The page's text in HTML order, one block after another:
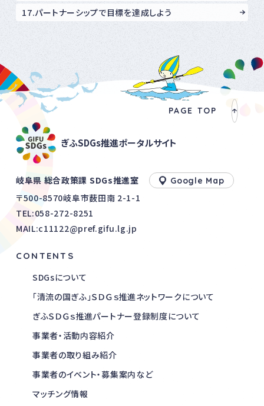
17.パートナーシップで目標を達成しよう
PAGE TOP
ぎふSDGs推進ポータルサイト
岐阜県 総合政策課 SDGs推進室 Google Map
〒500-8570岐阜市薮田南 2-1-1
TEL:058-272-8251
MAIL:c11122@pref.gifu.lg.jp
CONTENTS
SDGsについて
「清流の国ぎふ」ＳＤＧｓ推進ネットワークについて
ぎふＳＤＧｓ推進パートナー登録制度について
事業者・活動内容紹介
事業者の取り組み紹介
事業者のイベント・募集案内など
マッチング情報